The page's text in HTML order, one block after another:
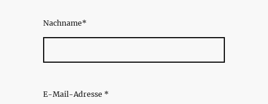
Nachname*
E-Mail-Adresse *